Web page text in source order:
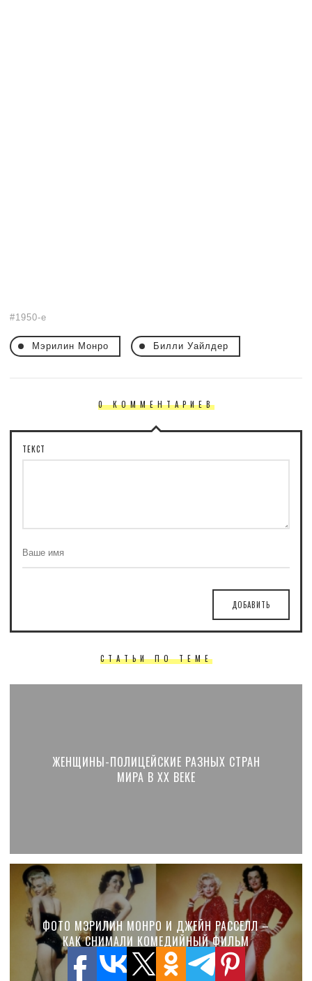
1950-е
Мэрилин Монро Билли Уайлдер
0 КОММЕНТАРИЕВ
ТЕКСТ
ДОБАВИТЬ
СТАТЬИ ПО ТЕМЕ
ЖЕНЩИНЫ-ПОЛИЦЕЙСКИЕ РАЗНЫХ СТРАН
МИРА В XX ВЕКЕ
ФОТО МЭРИЛИН МОНРО И ДЖЕЙН РАССЕЛЛ –
КАК СНИМАЛИ КОМЕДИЙНЫЙ ФИЛЬМ
«ДЖЕНТЛЬМЕНЫ ПРЕДПОЧИТАЮТ
БЛОНДИНОК»